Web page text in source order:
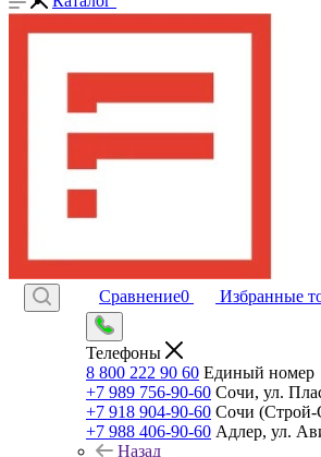
Сравнение0 Избранные
Телефоны
8 800 222 90 60 Единый номер
+7 989 756-90-60 Сочи, ул.
+7 918 904-90-60 Сочи (Строй-
+7 988 406-90-60 Адлер, ул.
Назад